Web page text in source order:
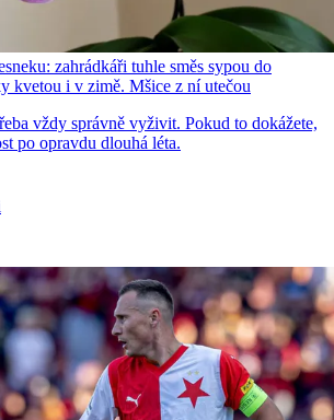
zahrádkáři tuhle směs sypou do
kvetou i v zimě. Mšice z ní utečou
vždy správně vyživit. Pokud to dokážete,
po opravdu dlouhá léta.